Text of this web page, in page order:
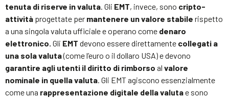
tenuta di riserve in valuta. Gli EMT, invece, sono cripto-
attività progettate per mantenere un valore stabile rispetto
a una singola valuta ufficiale e operano come denaro
elettronico. Gli EMT devono essere direttamente collegati a
una sola valuta(come l’euro o il dollaro USA) e devono
garantire agli utenti il diritto di rimborso al valore
nominale in quella valuta. Gli EMT agiscono essenzialmente
come una rappresentazione digitale della valutae sono